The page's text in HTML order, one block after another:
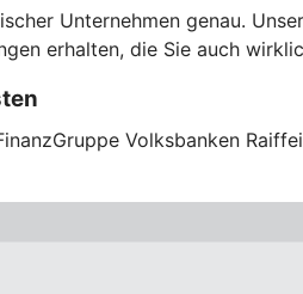
Unternehmen genau.
erhalten, die Sie auch
Volksbanken